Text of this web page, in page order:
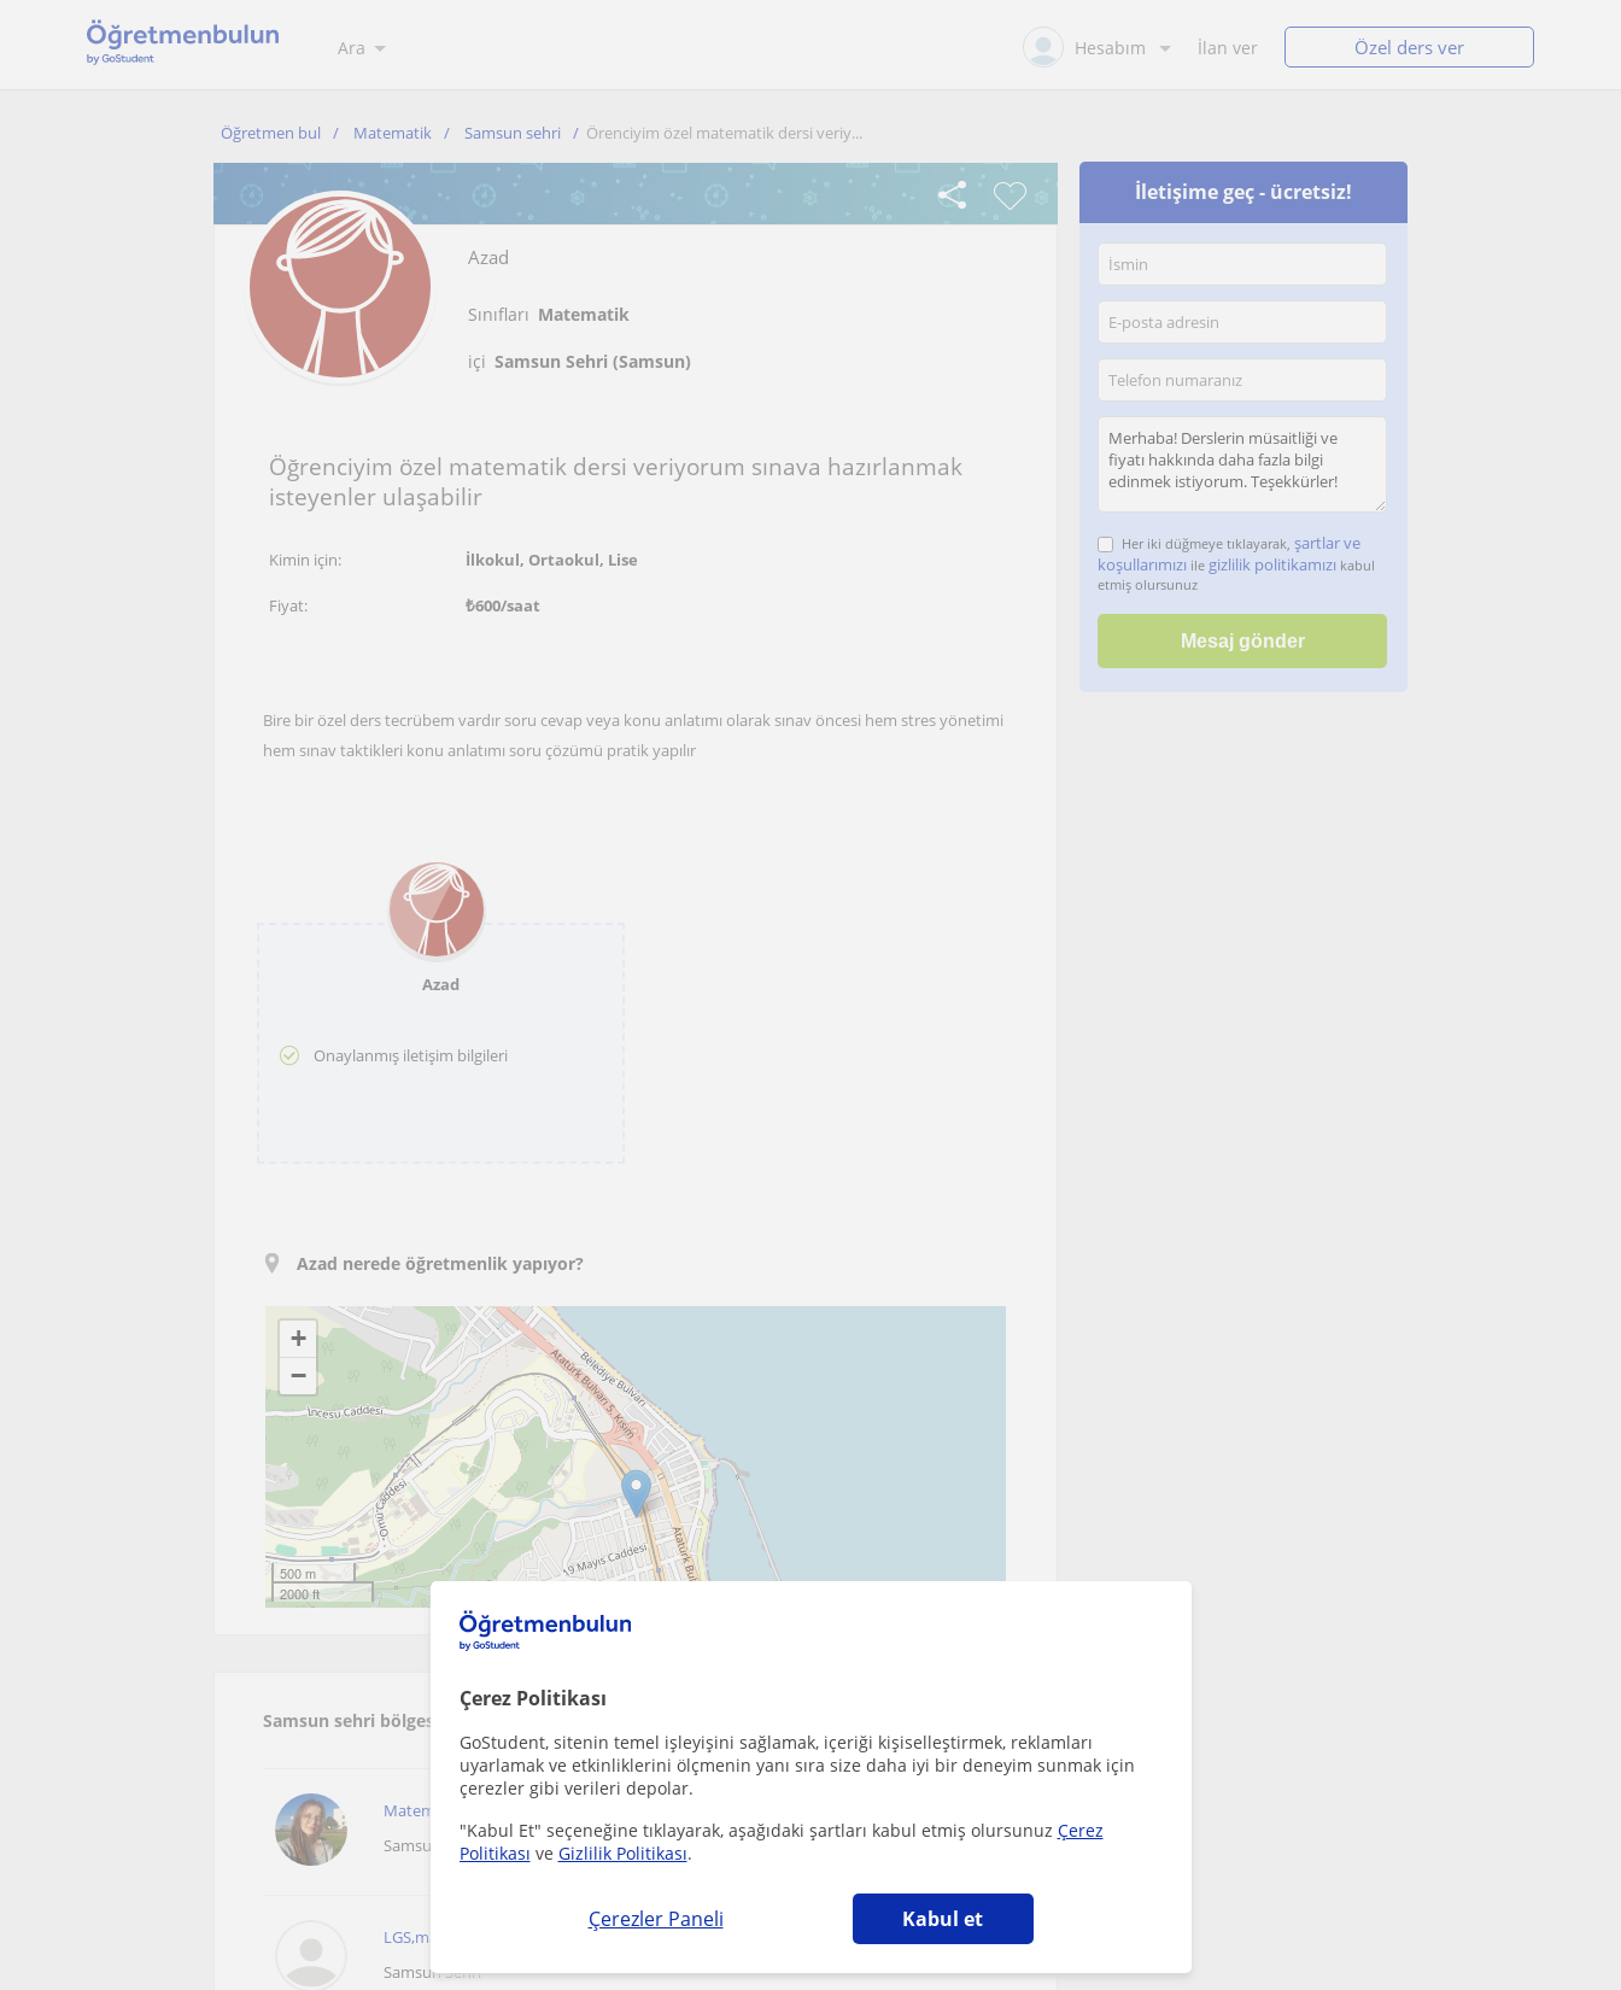
Çerez Politikası
GoStudent, sitenin temel işleyişini sağlamak, içeriği kişiselleştirmek, reklamları
uyarlamak ve etkinliklerini ölçmenin yanı sıra size daha iyi bir deneyim sunmak için
çerezler gibi verileri depolar.
"Kabul Et" seçeneğine tıklayarak, aşağıdaki şartları kabul etmiş olursunuz Çerez
Politikası ve Gizlilik Politikası.
Çerezler Paneli Kabul et
Ara Hesabım İlan ver Özel ders ver
Öğretmen bul Matematik Samsun sehri Örenciyim özel matematik dersi veriy...
Azad
Sınıfları Matematik
içi Samsun Sehri (Samsun)
Öğrenciyim özel matematik dersi veriyorum sınava hazırlanmak
isteyenler ulaşabilir
Kimin için: İlkokul, Ortaokul, Lise
Fiyat: ₺600/saat
Bire bir özel ders tecrübem vardır soru cevap veya konu anlatımı olarak sınav öncesi hem stres yönetimi
hem sınav taktikleri konu anlatımı soru çözümü pratik yapılır
Azad
Onaylanmış iletişim bilgileri
Azad nerede öğretmenlik yapıyor?
+
−
500 m
2000 ft
Samsun sehri bölgesinde ilginizi çekebilecek diğer Matematik öğretmenleri
Matematik dersinde ezber öğrenim şeklini ortadan kaldırararak mantığı...
Samsun Sehri
LGS,matematik uzmanıTR-YÖS alanında uzun yıllara dayanan öğretmenlik ...
Samsun Sehri
İletişime geç - ücretsiz!
Her iki düğmeye tıklayarak, şartlar ve
koşullarımızı ile gizlilik politikamızı kabul
etmiş olursunuz